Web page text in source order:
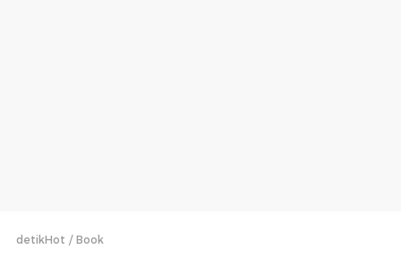
detikHot Book